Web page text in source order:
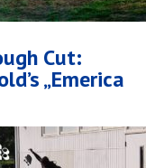
Cut:
„Emerica